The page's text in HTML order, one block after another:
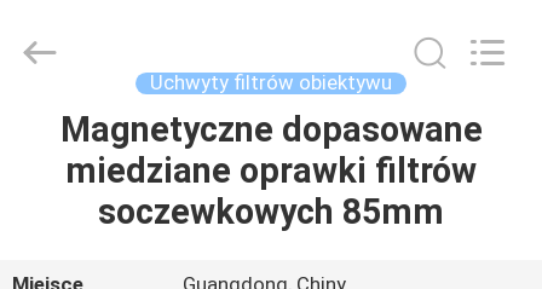
DOM
PRODUKTY
Technology
Ltd..
Uchwyty filtrów obiektywu
Magnetyczne dopasowane
miedziane oprawki filtrów
soczewkowych 85mm